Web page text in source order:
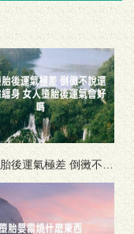
後運氣極差 倒黴不說
纏身 女人墮胎後運氣
會好嗎